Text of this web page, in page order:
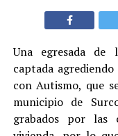
Una egresada de
captada
con Autismo, que
municipio de
grabados por las